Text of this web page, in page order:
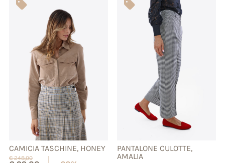
CAMICIA TASCHINE, HONEY
€248,00
PANTALONE CULOTTE,
AMALIA